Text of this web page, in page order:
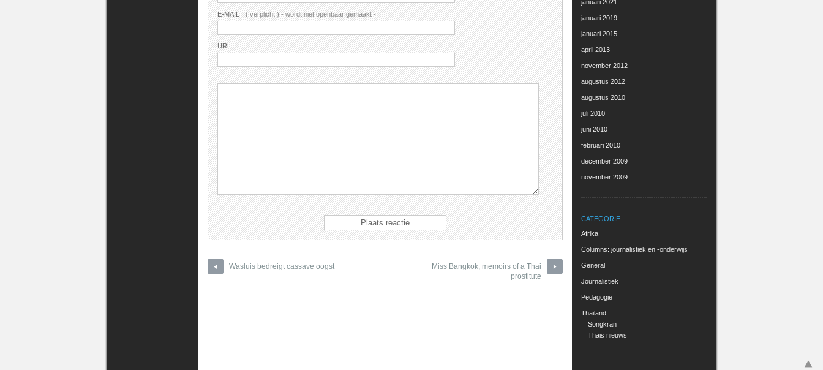
E-MAIL ( verplicht ) - wordt niet openbaar gemaakt -
URL
Wasluis bedreigt cassave oogst
Miss Bangkok, memoirs of a Thai
prostitute
januari 2021
januari 2019
januari 2015
april 2013
november 2012
augustus 2012
augustus 2010
juli 2010
juni 2010
februari 2010
december 2009
november 2009
CATEGORIE
Afrika
Columns: journalistiek en -onderwijs
General
Journalistiek
Pedagogie
Thailand
Songkran
Thais nieuws